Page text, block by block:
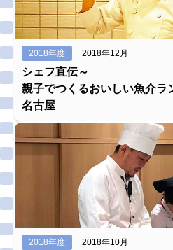
2018年度 2018年12月
シェフ直伝～
親子でつくるおいしい魚介ラ
名古屋
2018年度 2018年10月